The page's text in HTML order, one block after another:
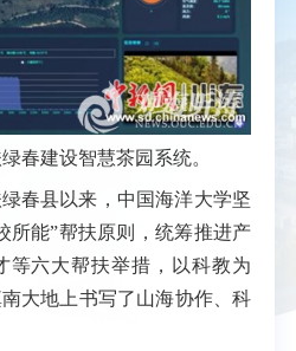
春建设智慧茶园系统。
县以来，中国海洋大学坚
所能”帮扶原则，统筹推进产
等六大帮扶举措，以科教为
大地上书写了山海协作、科